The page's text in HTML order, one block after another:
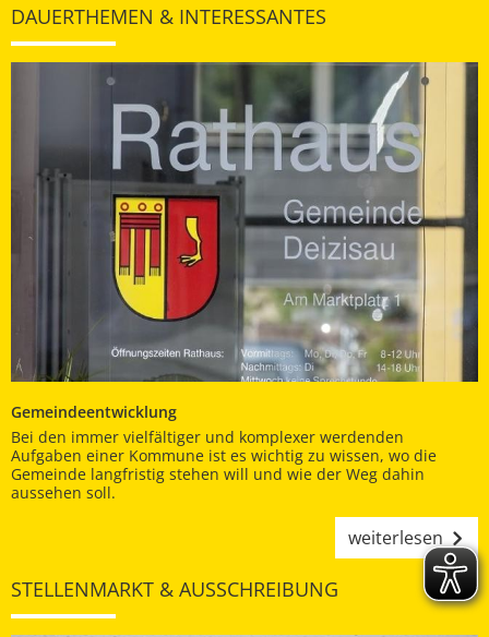
DAUERTHEMEN & INTERESSANTES
Gemeindeentwicklung
Bei den immer vielfältiger und komplexer werdenden
Aufgaben einer Kommune ist es wichtig zu wissen, wo die
Gemeinde langfristig stehen will und wie der Weg dahin
aussehen soll.
weiterlesen
STELLENMARKT & AUSSCHREIBUNG